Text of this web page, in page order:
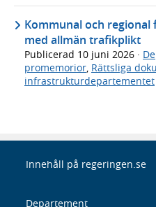
Kommunal och
med allmän trafikplikt
Publicerad 10 juni 2026 ·
promemorior, Rättsliga
infrastrukturdepartementet
Innehåll på regeringen.se
Departement